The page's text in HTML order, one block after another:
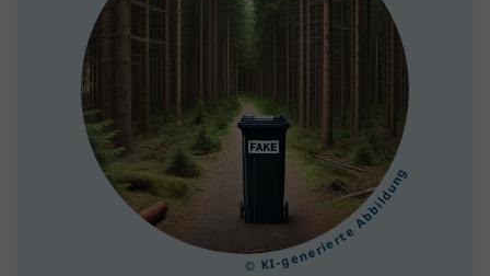
© KI-generierte Abbildung